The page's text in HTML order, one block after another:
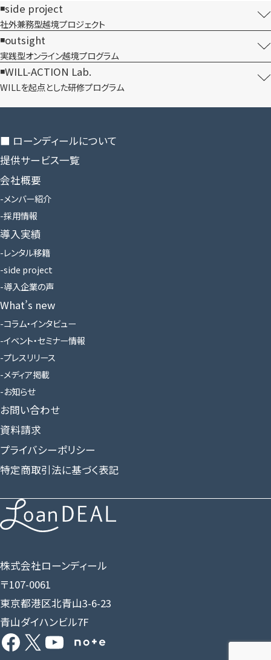
side project
社外兼務型​越境プロジェクト
outsight
実践型オンライン​越境プログラム
WILL-ACTION Lab.
WILLを​起点とした​研修プログラム
株式会社ローンディール
〒107-0061
東京都港区北青山3-6-23
青山ダイハンビル7F
Facebook
X YouTube
Share Icon
■ ローンディールに​ついて
提供サービス一覧
会社概要
メンバー紹介
採用情報
導入実績
レンタル移籍
side project
導入企業の声
What’s new
コラム・インタビュー
イベント・セミナー情報
プレスリリース
メディア掲載
お知らせ
お問い合わせ
資料請求
プライバシーポリシー
特定商取引法に基づく表記